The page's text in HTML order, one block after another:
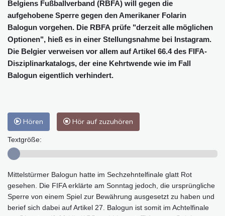
Belgiens Fußballverband (RBFA) will gegen die
aufgehobene Sperre gegen den Amerikaner Folarin
Balogun vorgehen. Die RBFA prüfe "derzeit alle möglichen
Optionen", hieß es in einer Stellungsnahme bei Instagram.
Die Belgier verweisen vor allem auf Artikel 66.4 des FIFA-
Disziplinarkatalogs, der eine Kehrtwende wie im Fall
Balogun eigentlich verhindert.
Hören Hör auf zuzuhören
Textgröße:
Mittelstürmer Balogun hatte im Sechzehntelfinale glatt Rot
gesehen. Die FIFA erklärte am Sonntag jedoch, die ursprüngliche
Sperre von einem Spiel zur Bewährung ausgesetzt zu haben und
berief sich dabei auf Artikel 27. Balogun ist somit im Achtelfinale